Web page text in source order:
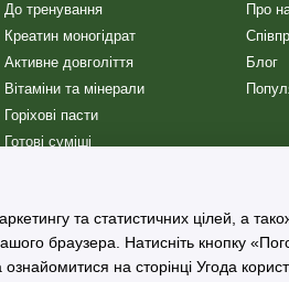
До тренування
Креатин моногідрат
Активне довголіття
Вітаміни та мінерали
Горіхові пасти
Готові суміші
Шейкери
Про
Блог
та статистичних цілей, а
браузера. Натисніть кнопку
на сторінці Угода